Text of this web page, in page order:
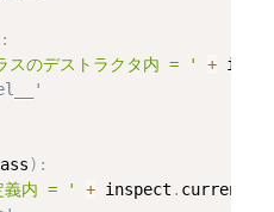
:
スのデストラクタ内 = ' +
) :
義内 = ' + inspect .